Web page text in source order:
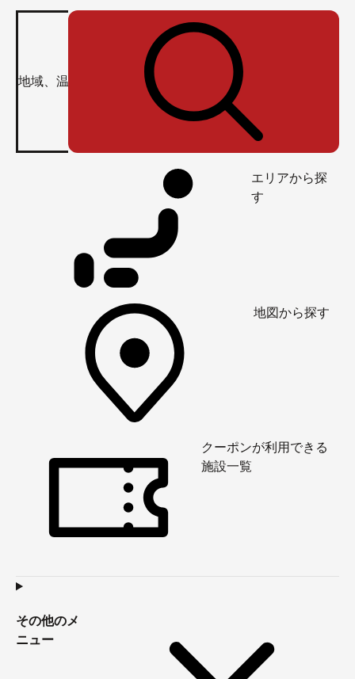
ってあれ…
もうみなさん、このグラフの見方お分かりですよね？
酸性泉は酸化するのがとーっても早い！
けれども、そのものすごいスピードで酸化していく間
に、人々のいろいろな病を治してくれるんだろうな～
というのが私の持論です。
がんに効くとか、なんでも治るとか言われてる温泉は強
酸性が多いですもんね！
エリアから探
す
地図から探す
クーポンが利用できる
施設一覧
その他のメ
ニュー